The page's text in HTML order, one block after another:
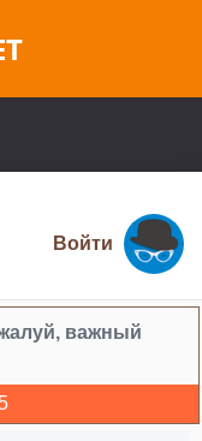
Войти
важный